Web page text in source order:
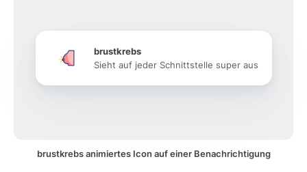
brustkrebs
Sieht auf jeder Schnittstelle super aus
brustkrebs animiertes Icon auf einer Benachrichtigung